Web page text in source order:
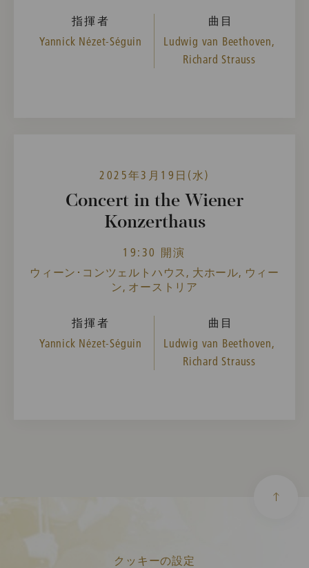
指揮者
Yannick Nézet-Séguin
曲目
Ludwig van Beethoven,
Richard Strauss
2025年3月19日(水)
Concert in the Wiener
Konzerthaus
19:30 開演
ウィーン･コンツェルトハウス, 大ホール, ウィー
ン, オーストリア
指揮者
Yannick Nézet-Séguin
曲目
Ludwig van Beethoven,
Richard Strauss
クッキーの設定